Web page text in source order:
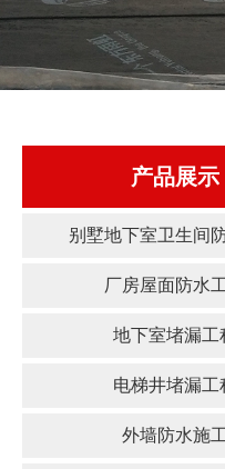
产品展示
别墅地下室卫生间
厂房屋面防水
地下室堵漏工
电梯井堵漏工
外墙防水施工